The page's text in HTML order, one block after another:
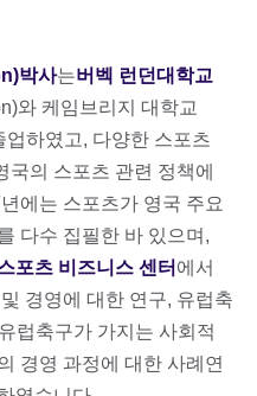
박사는버벡 런던대학교
와 케임브리지 대학교
하였고, 다양한 스포츠
의 스포츠 관련 정책에
에는 스포츠가 영국 주요
다수 집필한 바 있으며,
포츠 비즈니스 센터 에서
경영에 대한 연구, 유럽축
럽축구가 가지는 사회적
경영 과정에 대한 사례연